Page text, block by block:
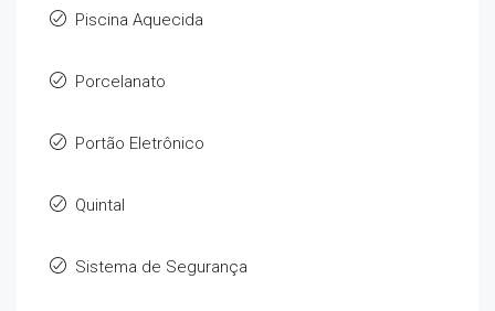
Piscina Aquecida
Porcelanato
Portão Eletrônico
Quintal
Sistema de Segurança